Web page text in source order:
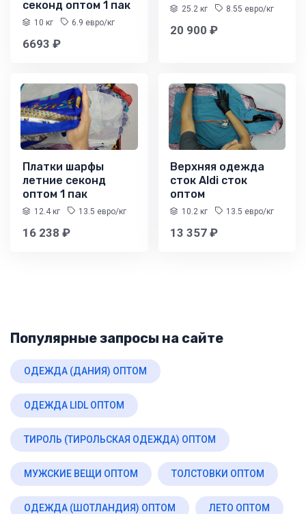
секонд оптом 1 пак
10 кг 6.9 евро/кг
6693 ₽
25.2 кг 8.55 евро/кг
20 900 ₽
Платки шарфы
летние секонд
оптом 1 пак
12.4 кг 13.5 евро/кг
16 238 ₽
Верхняя одежда
сток Aldi сток
оптом
10.2 кг 13.5 евро/кг
13 357 ₽
Популярные запросы на сайте
ОДЕЖДА (ДАНИЯ) ОПТОМ
ОДЕЖДА LIDL ОПТОМ
ТИРОЛЬ (ТИРОЛЬСКАЯ ОДЕЖДА) ОПТОМ
МУЖСКИЕ ВЕЩИ ОПТОМ ТОЛСТОВКИ ОПТОМ
ОДЕЖДА (ШОТЛАНДИЯ) ОПТОМ ЛЕТО ОПТОМ